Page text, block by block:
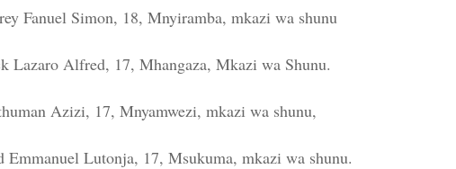
Fanuel Simon, 18, Mnyiramba, mkazi wa shunu
Lazaro Alfred, 17, Mhangaza, Mkazi wa Shunu.
Azizi, 17, Mnyamwezi, mkazi wa shunu,
Emmanuel Lutonja, 17, Msukuma, mkazi wa shunu.